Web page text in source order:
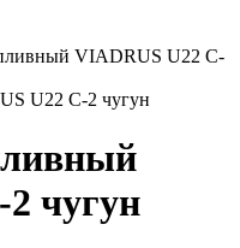
VIADRUS U22 C-
чугун